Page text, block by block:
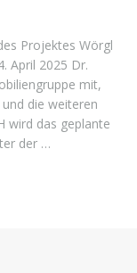
Projektes Wörgl
April 2025 Dr.
mit,
die weiteren
wird das geplante
der …